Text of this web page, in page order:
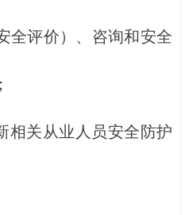
全评价）、咨询和安全
关从业人员安全防护